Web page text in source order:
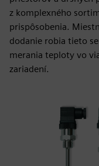
z komplexného
prispôsobenia.
dodanie robia tieto
merania teploty vo
zariadení.